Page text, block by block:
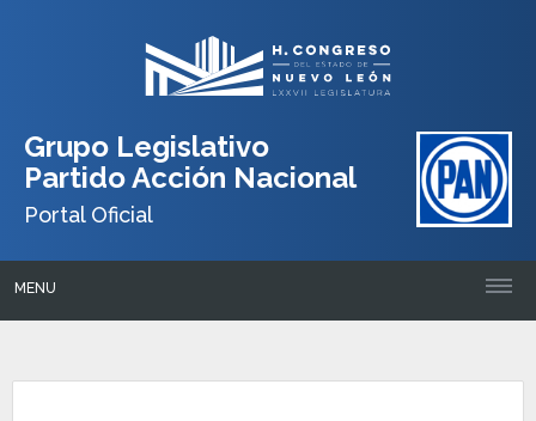
Grupo Legislativo
Partido Acción Nacional
Portal Oficial
MENU